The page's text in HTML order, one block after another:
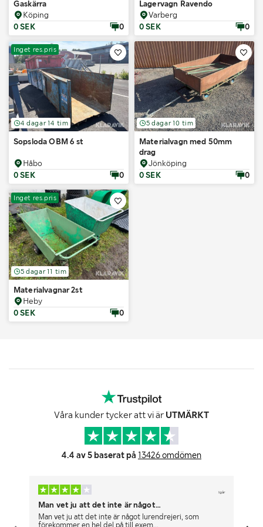
Gaskärra
Köping
0 SEK
0
Lagervagn Ravendo
Varberg
0 SEK
0
Inget res.pris
4 dagar 14 tim
Sopsloda OBM 6 st
Håbo
0 SEK
0
5 dagar 10 tim
Materialvagn med 50mm
drag
Jönköping
0 SEK
0
Inget res.pris
5 dagar 11 tim
Materialvagnar 2st
Heby
0 SEK
0
Våra kunder tycker att vi är UTMÄRKT
4.4 av 5 baserat på 13426 omdömen
Igår
Man vet ju att det inte är något…
Man vet ju att det inte är något lurendrejeri, som
förekommer en hel del på till exem...